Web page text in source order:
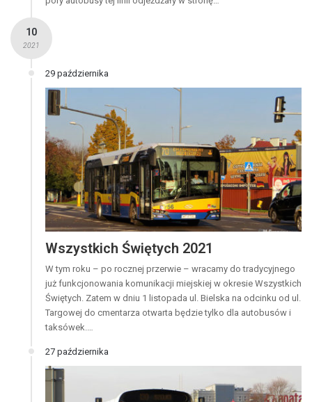
10
2021
29 października
Wszystkich Świętych 2021
W tym roku – po rocznej przerwie – wracamy do tradycyjnego
już funkcjonowania komunikacji miejskiej w okresie Wszystkich
Świętych. Zatem w dniu 1 listopada ul. Bielska na odcinku od ul.
Targowej do cmentarza otwarta będzie tylko dla autobusów i
taksówek.…
27 października